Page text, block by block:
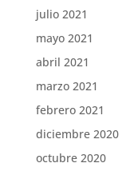
julio 2021
mayo 2021
abril 2021
marzo 2021
febrero 2021
diciembre 2020
octubre 2020